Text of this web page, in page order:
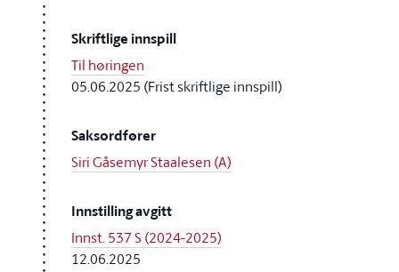
Skriftlige innspill
Til høringen
05.06.2025 (Frist skriftlige innspill)
Saksordfører
Siri Gåsemyr Staalesen (A)
Innstilling avgitt
Innst. 537 S (2024-2025)
12.06.2025